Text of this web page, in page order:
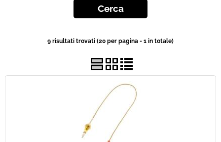
Offerte del Mese
Best Seller
Pronta Consegna
Fineserie e Occasioni
9 risultati trovati (20 per pagina - 1 in totale)